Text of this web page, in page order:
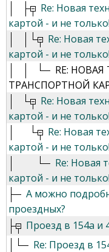
Re: Новая
картой - и не только!
Re: Новая
картой - и не только!
RE:
ТРАНСПОРТНОЙ
Re: Новая
картой - и не только!
Re: Новая
картой - и не только!
Re: Новая
картой - и не только!
А можно
проездных?
Проезд в 154а и
Re: Проезд в